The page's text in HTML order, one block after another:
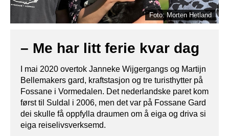
Foto: Morten Hetland
– Me har litt ferie kvar dag
I mai 2020 overtok Janneke Wijgergangs og Martijn
Bellemakers gard, kraftstasjon og tre turisthytter på
Fossane i Vormedalen. Det nederlandske paret kom
først til Suldal i 2006, men det var på Fossane Gard
dei skulle få oppfylla draumen om å eiga og driva si
eiga reiselivsverksemd.